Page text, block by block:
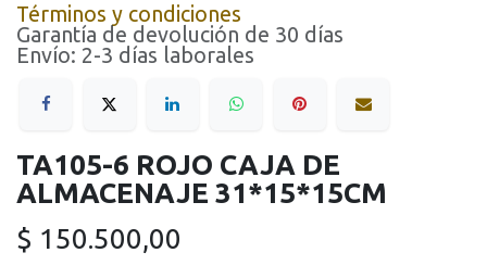
Términos y condiciones
Garantía de devolución de 30 días
Envío: 2-3 días laborales
TA105-6 ROJO CAJA DE
ALMACENAJE 31*15*15CM
$ 150.500,00